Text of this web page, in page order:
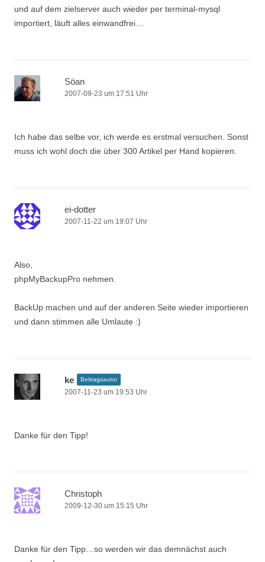
und auf dem zielserver auch wieder per terminal-mysql
importiert, läuft alles einwandfrei…
Söan
2007-09-23 um 17:51 Uhr
Ich habe das selbe vor, ich werde es erstmal versuchen. Sonst
muss ich wohl doch die über 300 Artikel per Hand kopieren.
ei-dotter
2007-11-22 um 19:07 Uhr
Also,
phpMyBackupPro nehmen.
BackUp machen und auf der anderen Seite wieder importieren
und dann stimmen alle Umlaute :)
ke Beitragsautor
2007-11-23 um 19:53 Uhr
Danke für den Tipp!
Christoph
2009-12-30 um 15:15 Uhr
Danke für den Tipp…so werden wir das demnächst auch